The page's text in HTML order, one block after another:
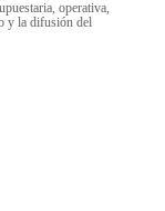
operativa,
y la difusión del